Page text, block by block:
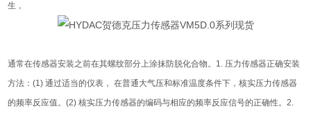
生，
通常在传感器安装之前在其螺纹部分上涂抹防脱化合物。1. 压力传感器正确安装
方法：(1) 通过适当的仪表， 在普通大气压和标准温度条件下，核实压力传感器
的频率反应值。(2) 核实压力传感器的编码与相应的频率反应信号的正确性。2.